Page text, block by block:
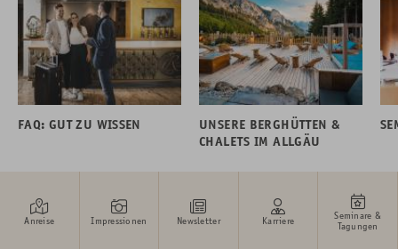
FAQ: GUT ZU WISSEN
UNSERE BERGHÜTTEN &
CHALETS IM ALLGÄU
Anreise Impressionen Newsletter Karriere
Seminare &
Tagungen